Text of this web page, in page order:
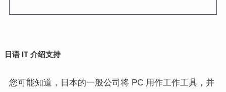
日语 IT 介绍支持
您可能知道，日本的一般公司将 PC 用作工作工具，并